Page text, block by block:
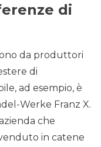
di
da produttori
di
ad esempio, è
Werke Franz X.
che
in catene